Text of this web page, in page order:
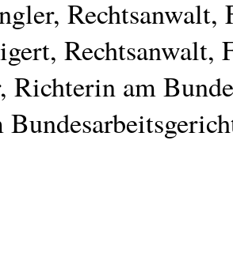
Rechtsanwalt,
Richterin am